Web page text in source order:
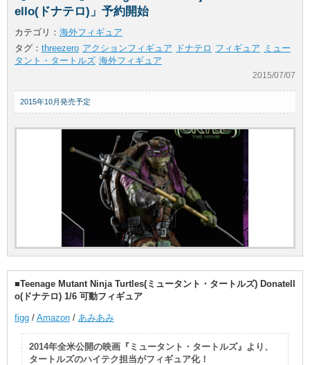
ello(ドナテロ)」予約開始
カテゴリ： 海外フィギュア
タグ： threezero アクションフィギュア ドナテロ フィギュア ミュー
タント・タートルズ 海外フィギュア
2015/07/07
2015年10月発売予定
■Teenage Mutant Ninja Turtles(ミュータント・タートルズ) Donatell
o(ドナテロ) 1/6 可動フィギュア
figg / Amazon / あみあみ
2014年全米公開の映画『ミュータント・タートルズ』より、
タートルズのハイテク担当がフィギュア化！